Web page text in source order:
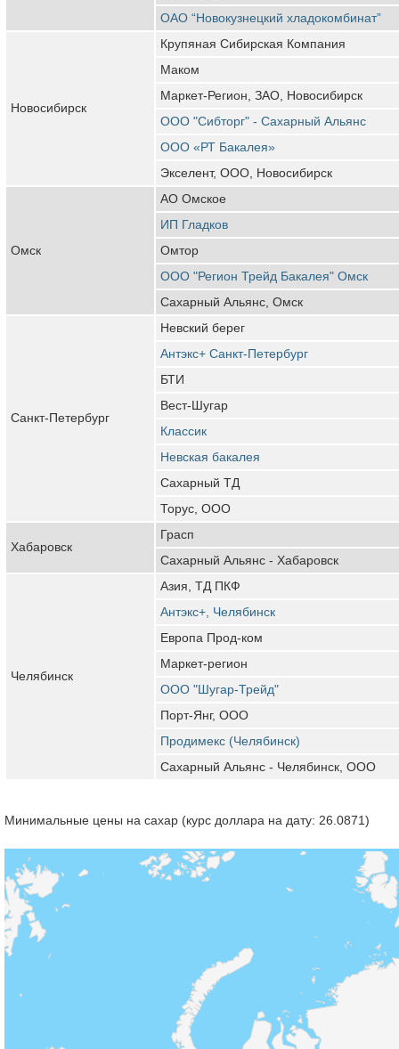
ОАО “Новокузнецкий хладокомбинат”
Новосибирск
Крупяная Сибирская Компания
Маком
Маркет-Регион, ЗАО, Новосибирск
ООО "Сибторг" - Сахарный Альянс
ООО «РТ Бакалея»
Экселент, ООО, Новосибирск
Омск
АО Омское
ИП Гладков
Омтор
ООО "Регион Трейд Бакалея" Омск
Сахарный Альянс, Омск
Санкт-Петербург
Невский берег
Антэкс+ Санкт-Петербург
БТИ
Вест-Шугар
Классик
Невская бакалея
Сахарный ТД
Торус, ООО
Хабаровск
Грасп
Сахарный Альянс - Хабаровск
Челябинск
Азия, ТД ПКФ
Антэкс+, Челябинск
Европа Прод-ком
Маркет-регион
ООО "Шугар-Трейд"
Порт-Янг, ООО
Продимекс (Челябинск)
Сахарный Альянс - Челябинск, ООО
Минимальные цены на сахар (курс доллара на дату: 26.0871)